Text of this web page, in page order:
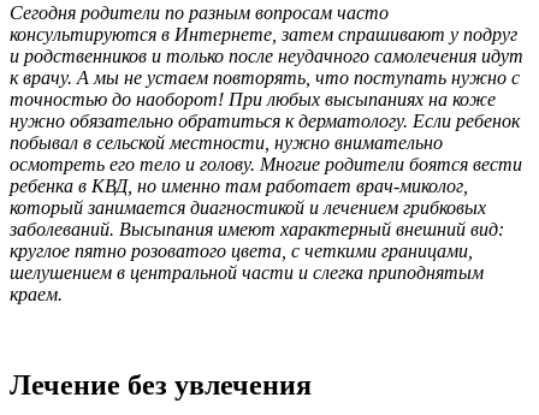
Сегодня родители по разным вопросам часто
консультируются в Интернете, затем спрашивают у подруг
и родственников и только после неудачного самолечения идут
к врачу. А мы не устаем повторять, что поступать нужно с
точностью до наоборот! При любых высыпаниях на коже
нужно обязательно обратиться к дерматологу. Если ребенок
побывал в сельской местности, нужно внимательно
осмотреть его тело и голову. Многие родители боятся вести
ребенка в КВД, но именно там работает врач-миколог,
который занимается диагностикой и лечением грибковых
заболеваний. Высыпания имеют характерный внешний вид:
круглое пятно розоватого цвета, с четкими границами,
шелушением в центральной части и слегка приподнятым
краем.
Лечение без увлечения